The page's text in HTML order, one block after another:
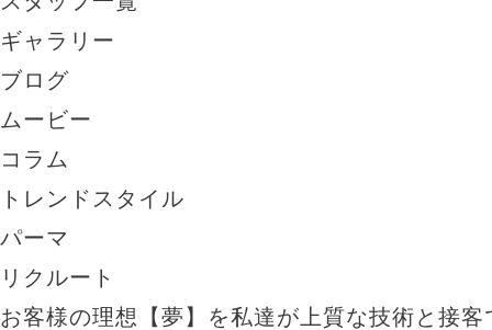
ギャラリー
ブログ
ムービー
コラム
トレンドスタイル
パーマ
リクルート
お客様の理想【夢】を私達が上質な技術と接